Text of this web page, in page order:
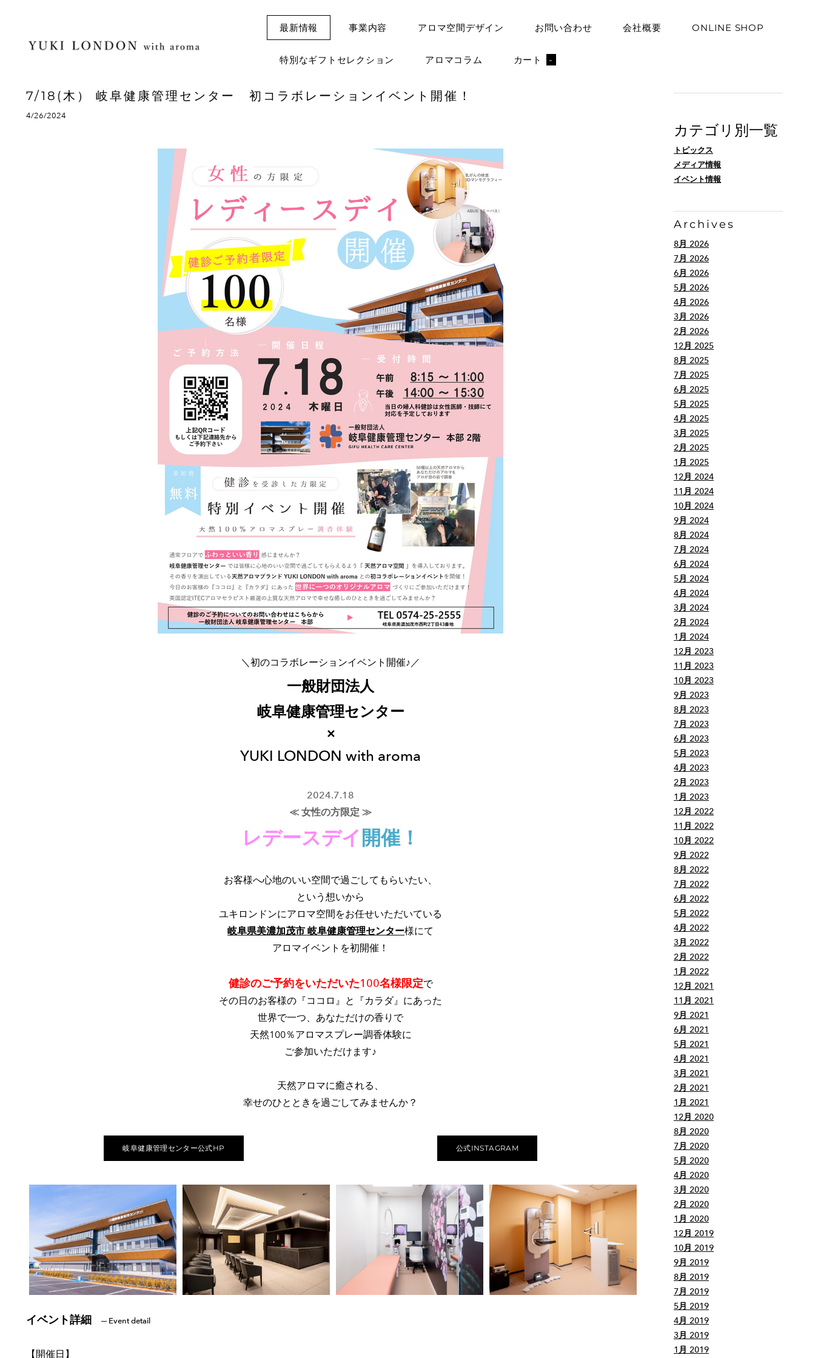
最新情報 事業内容 アロマ空間デザイン お問い合わせ 会社概要 ONLINE SHOP
特別なギフトセレクション アロマコラム カート -
7/18(木） 岐阜健康管理センター 初コラボレーションイベント開催！
4/26/2024
＼初のコラボレーションイベント開催♪／
一般財団法人
岐阜健康管理センター
✕
YUKI LONDON with aroma
2024.7.18
≪ 女性の方限定 ≫
レデースデイ 開催！
お客様へ心地のいい空間で過ごしてもらいたい、
という想いから
ユキロンドンにアロマ空間をお任せいただいている
岐阜県美濃加茂市 岐阜健康管理センター様にて
アロマイベントを初開催！
健診のご予約をいただいた100名様限定で
その日のお客様の『ココロ』と『カラダ』にあった
世界で一つ、あなただけの香りで
天然100％アロマスプレー調香体験に
ご参加いただけます♪
天然アロマに癒される、
​幸せのひとときを過ごしてみませんか？
岐阜健康管理センター公式HP 公式INSTAGRAM
イベント詳細 ─ Event detail
【開催日】
カテゴリ別一覧
トピックス
メディア情報
イベント情報
Archives
8月 2026
7月 2026
6月 2026
5月 2026
4月 2026
3月 2026
2月 2026
12月 2025
8月 2025
7月 2025
6月 2025
5月 2025
4月 2025
3月 2025
2月 2025
1月 2025
12月 2024
11月 2024
10月 2024
9月 2024
8月 2024
7月 2024
6月 2024
5月 2024
4月 2024
3月 2024
2月 2024
1月 2024
12月 2023
11月 2023
10月 2023
9月 2023
8月 2023
7月 2023
6月 2023
5月 2023
4月 2023
2月 2023
1月 2023
12月 2022
11月 2022
10月 2022
9月 2022
8月 2022
7月 2022
6月 2022
5月 2022
4月 2022
3月 2022
2月 2022
1月 2022
12月 2021
11月 2021
9月 2021
6月 2021
5月 2021
4月 2021
3月 2021
2月 2021
1月 2021
12月 2020
8月 2020
7月 2020
5月 2020
4月 2020
3月 2020
2月 2020
1月 2020
12月 2019
10月 2019
9月 2019
8月 2019
7月 2019
5月 2019
4月 2019
3月 2019
1月 2019